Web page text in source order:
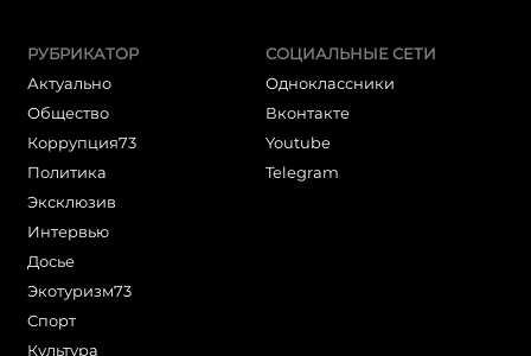
РУБРИКАТОР
Актуально
Общество
Коррупция73
Политика
Эксклюзив
Интервью
Досье
Экотуризм73
Cпорт
Культура
СОЦИАЛЬНЫЕ СЕТИ
Одноклассники
Вконтакте
Youtube
Telegram